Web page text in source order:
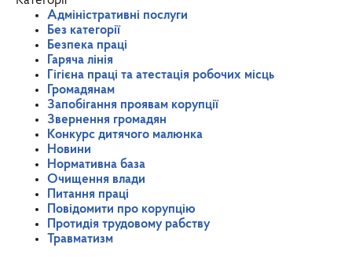
Адміністративні послуги
Без категорії
Безпека праці
Гаряча лінія
Гігієна праці та атестація робочих місць
Громадянам
Запобігання проявам корупції
Звернення громадян
Конкурс дитячого малюнка
Новини
Нормативна база
Очищення влади
Питання праці
Повідомити про корупцію
Протидія трудовому рабству
Травматизм